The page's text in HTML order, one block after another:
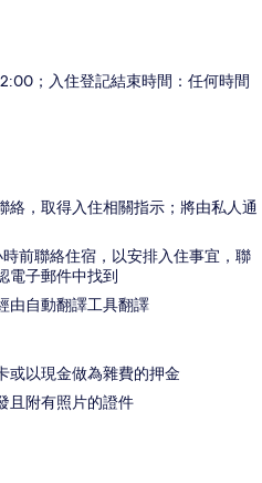
；入住登記結束時間：任何時間
絡，取得入住相關指示；將由私人通
前聯絡住宿，以安排入住事宜，聯
電子郵件中找到
由自動翻譯工具翻譯
或以現金做為雜費的押金
且附有照片的證件